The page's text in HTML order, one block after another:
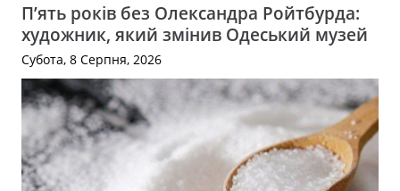
П’ять років без Олександра Ройтбурда:
художник, який змінив Одеський музей
Субота, 8 Серпня, 2026